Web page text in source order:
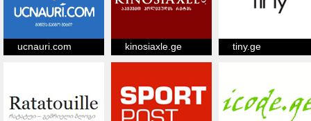
ucnauri.com kinosiaxle.ge tiny.ge